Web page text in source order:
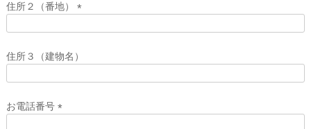
)
住所２（番地）
須
)
住所３（建物名）
お電話番号